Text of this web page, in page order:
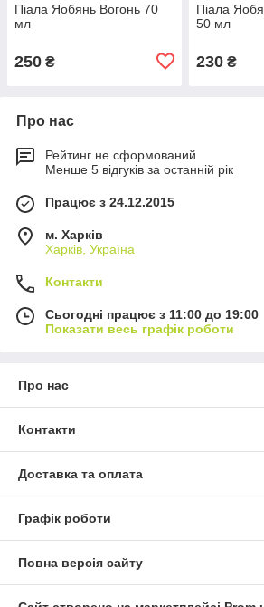
Піала Яобянь Вогонь 70
мл
250 ₴
Піала
50 мл
230₴
Про нас
Рейтинг не сформований
Менше 5 відгуків за останній рік
Працює з 24.12.2015
м. Харків
Харків, Україна
Контакти
Сьогодні працює з 11:00 до 19:00
Показати весь графік роботи
Про нас
Контакти
Доставка та оплата
Графік роботи
Повна версія сайту